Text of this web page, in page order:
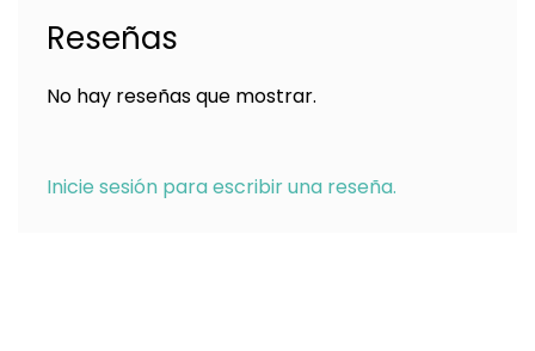
Reseñas
No hay reseñas que mostrar.
Inicie sesión para escribir una reseña.